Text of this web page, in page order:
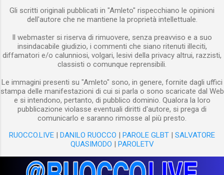
Gli scritti originali pubblicati in "Amleto" rispecchiano le opinioni
dell'autore che ne mantiene la proprietà intellettuale.
Il webmaster si riserva di rimuovere, senza preavviso e a suo
insindacabile giudizio, i commenti che siano ritenuti illeciti,
diffamatori e/o calunniosi, volgari, lesivi della privacy altrui, razzisti,
classisti o comunque reprensibili.
Le immagini presenti su "Amleto" sono, in genere, fornite dagli uffici
stampa delle manifestazioni di cui si parla o sono scaricate dal Web
e si intendono, pertanto, di pubblico dominio. Qualora la loro
pubblicazione violasse eventuali diritti d'autore, si prega di
comunicarlo e saranno rimosse al più presto.
RUOCCO.LIVE | DANILO RUOCCO | PAROLE GLBT | SALVATORE
QUASIMODO | PAROLETV